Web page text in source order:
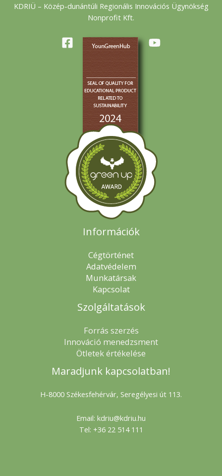
KDRIÜ – Közép-dunántúli Regionális Innovációs Ügynökség
Nonprofit Kft.
Információk
Cégtörténet
Adatvédelem
Munkatársak
Kapcsolat
Szolgáltatások
Forrás szerzés
Innováció menedzsment
Ötletek értékelése
Maradjunk kapcsolatban!
H-8000 Székesfehérvár, Seregélyesi út 113.
Email: kdriu@kdriu.hu
Tel: +36 22 514 111